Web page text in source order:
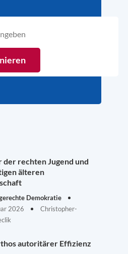
der rechten Jugend und
älteren
Demokratie
2026
Christopher-
autoritärer Effizienz